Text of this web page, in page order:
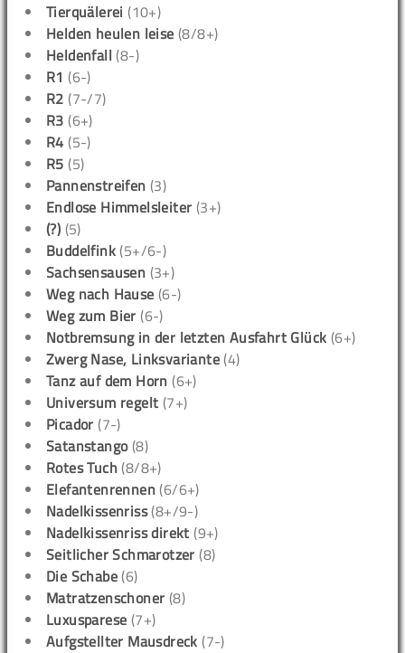
Tierquälerei (10+)
Helden heulen leise (8/8+)
Heldenfall (8-)
R1 (6-)
R2 (7-/7)
R3 (6+)
R4 (5-)
R5 (5)
Pannenstreifen (3)
Endlose Himmelsleiter (3+)
(?) (5)
Buddelfink (5+/6-)
Sachsensausen (3+)
Weg nach Hause (6-)
Weg zum Bier (6-)
Notbremsung in der letzten Ausfahrt Glück (6+)
Zwerg Nase, Linksvariante (4)
Tanz auf dem Horn (6+)
Universum regelt (7+)
Picador (7-)
Satanstango(8)
Rotes Tuch (8/8+)
Elefantenrennen (6/6+)
Nadelkissenriss(8+/9-)
Nadelkissenriss direkt (9+)
Seitlicher Schmarotzer (8)
Die Schabe (6)
Matratzenschoner (8)
Luxusparese (7+)
Aufgstellter Mausdreck (7-)